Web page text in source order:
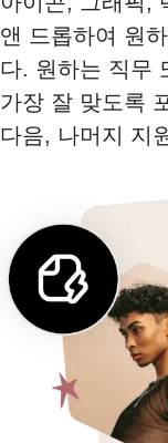
앤 드롭하여 원
다. 원하는 직무
가장 잘 맞도록
다음, 나머지 지